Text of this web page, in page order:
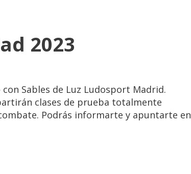
2023
Sables de Luz Ludosport Madrid.
clases de prueba totalmente
Podrás informarte y apuntarte en